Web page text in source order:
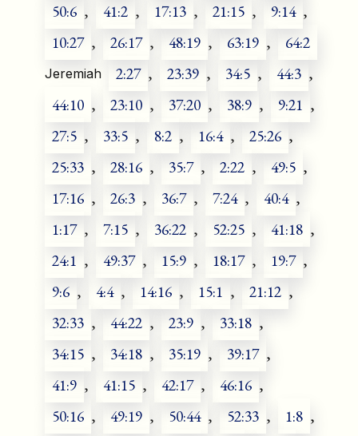
50:6 , 41:2 , 17:13 , 21:15 , 9:14 ,
10:27 , 26:17 , 48:19 , 63:19 , 64:2
Jeremiah 2:27 , 23:39 , 34:5 , 44:3 ,
44:10 , 23:10 , 37:20 , 38:9 , 9:21 ,
27:5 , 33:5 , 8:2 , 16:4 , 25:26 ,
25:33 , 28:16 , 35:7 , 2:22 , 49:5 ,
17:16 , 26:3 , 36:7 , 7:24 , 40:4 ,
1:17 , 7:15 , 36:22 , 52:25 , 41:18 ,
24:1 , 49:37 , 15:9 , 18:17 , 19:7 ,
9:6 , 4:4 , 14:16 , 15:1 , 21:12 ,
32:33 , 44:22 , 23:9 , 33:18 ,
34:15 , 34:18 , 35:19 , 39:17 ,
41:9 , 41:15 , 42:17 , 46:16 ,
50:16 , 49:19 , 50:44 , 52:33 , 1:8 ,